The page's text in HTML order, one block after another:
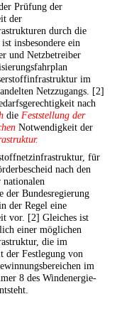
Prüfung der
der
durch die
insbesondere ein
und Netzbetreiber
im
Netzzugangs. [2]
nach
die Feststellung der
Notwendigkeit der
für
nach den
der Bundesregierung
der Regel eine
vor. [2] Gleiches ist
einer möglichen
die im
der Festlegung von
im
8 des Windenergie-